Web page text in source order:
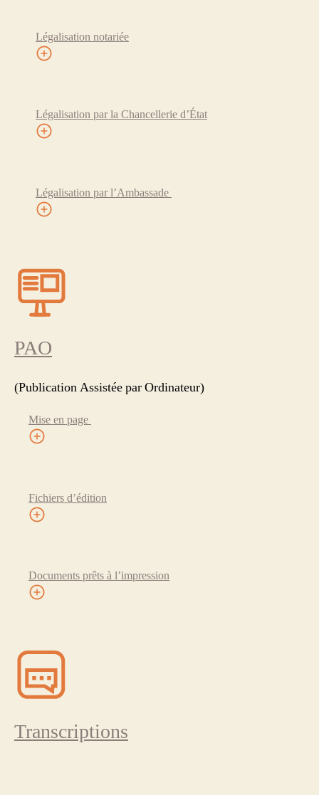
Légalisation notariée
Légalisation par la Chancellerie d’État
Légalisation par l’Ambassade
PAO
(Publication Assistée par Ordinateur)
Mise en page
Fichiers d’édition
Documents prêts à l’impression
Transcriptions